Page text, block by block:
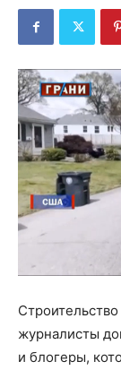
журналисты
и блогеры,